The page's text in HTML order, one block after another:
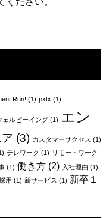
Run! (1) pxtx (1)
ェルビーイング (1) エン
(3) カスタマーサクセス (1)
テレワーク (1) リモートワーク
(1) 働き方 (2) 入社理由 (1)
用 (1) 新サービス (1) 新卒１